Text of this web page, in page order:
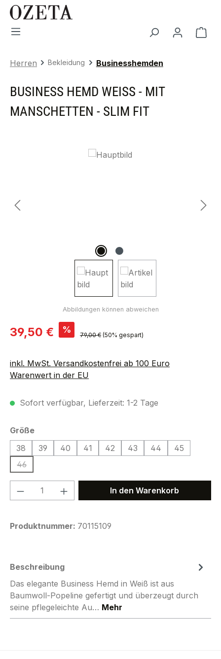
Zum Hauptinhalt springen
Herren Bekleidung Businesshemden
BUSINESS HEMD WEISS - MIT M
ANSCHETTEN - SLIM FIT
Bildergalerie überspringen
Verkaufspreis:
39,50 € % Regulärer Preis:
79,00 € (50% gespart)
inkl. MwSt. Versandkostenfrei ab 100 Euro
Warenwert in der EU
Sofort verfügbar, Lieferzeit: 1-2 Tage
Größeauswählen
38
39 40 41 42 43 44
45
46
(Diese Option ist zurzeit nicht verfügbar.)
Produkt Anzahl: Gib denIn den Warenkorb
Produktnummer: 70115109
Beschreibung
Das elegante Business Hemd in Weiß ist aus
Baumwoll-Popeline gefertigt und überzeugt durch
seine pflegeleichte Au… Mehr